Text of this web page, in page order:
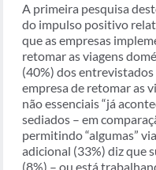
A primeira pesquisa
do impulso positivo
que as empresas
retomar as viagens
(40%) dos
empresa de retomar as
não essenciais “já
sediados – em
permitindo “algumas”
adicional (33%) diz que
(8%) – ou está